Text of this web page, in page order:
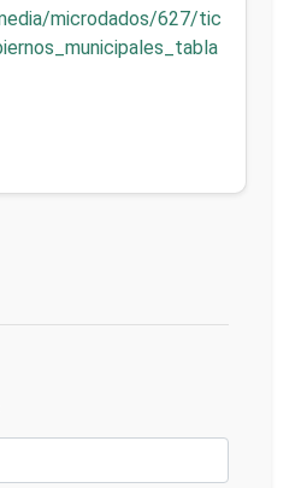
microdados/627/tic